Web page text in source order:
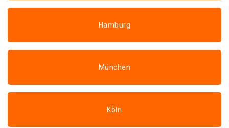
Hamburg
München
Köln